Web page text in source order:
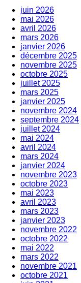
juin 2026
mai 2026
avril 2026
mars 2026
janvier 2026
décembre 2025
novembre 2025
octobre 2025
juillet 2025
mars 2025
janvier 2025
novembre 2024
septembre 2024
juillet 2024
mai 2024
avril 2024
mars 2024
janvier 2024
novembre 2023
octobre 2023
mai 2023
avril 2023
mars 2023
janvier 2023
novembre 2022
octobre 2022
mai 2022
mars 2022
novembre 2021
octobre 2021